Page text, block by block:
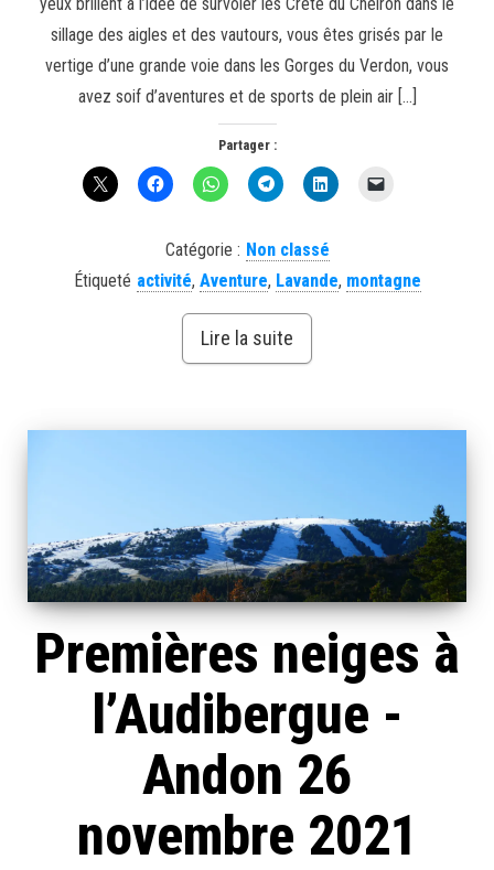
sillage des aigles et des vautours, vous êtes grisés par le
vertige d’une grande voie dans les Gorges du Verdon, vous
avez soif d’aventures et de sports de plein air […]
Partager :
Catégorie : Non classé
Étiqueté activité, Aventure, Lavande, montagne
Lire la suite
Premières neiges à
l’Audibergue -
Andon 26
novembre 2021